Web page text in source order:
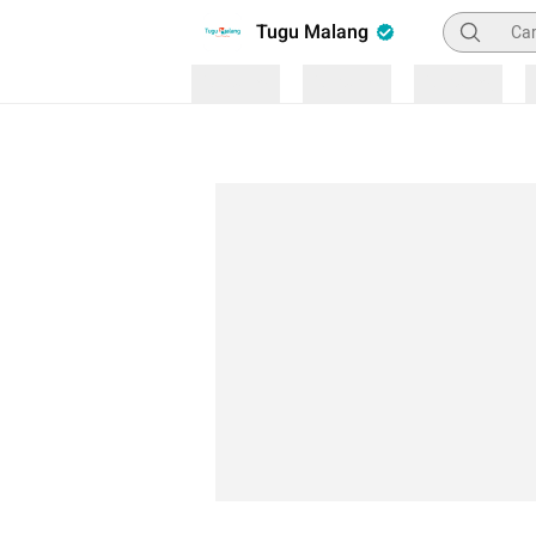
Tugu Malang Pencarian